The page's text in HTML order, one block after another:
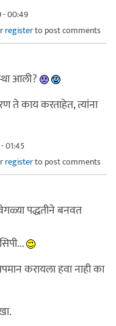
- 00:49
registerto post comments
आली?
ते काय करताहेत, त्यांना
01:45
registerto post comments
पद्धतीने बनवत
करायला हवा नाही का